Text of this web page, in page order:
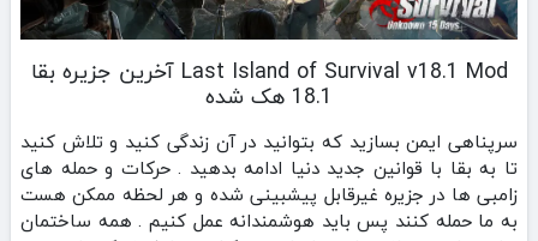
Last Island of Survival v18.1 Mod آخرین جزیره بقا
18.1 هک شده
سرپناهی ایمن بسازید که بتوانید در آن زندگی کنید و تلاش کنید
تا به بقا با قوانین جدید دنیا ادامه بدهید . حرکات و حمله های
زامبی ها در جزیره غیرقابل پیشبینی شده و هر لحظه ممکن هست
به ما حمله کنند پس باید هوشمندانه عمل کنیم . همه ساختمان